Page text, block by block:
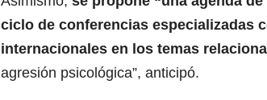
ciclo de conferencias especializadas
internacionales en los temas
agresión psicológica”, anticipó.